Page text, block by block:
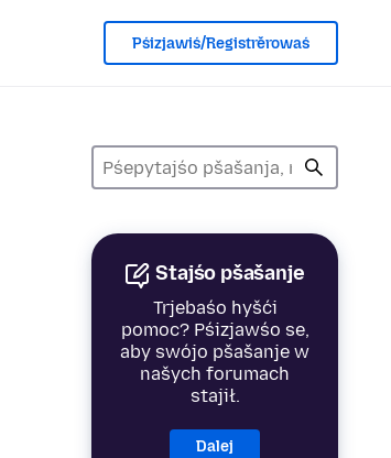
Pśizjawiś/Registrěrowaś
Stajśo pšašanje
Trjebaśo hyšći
pomoc? Pśizjawśo se,
aby swójo pšašanje w
našych forumach
stajił.
Dalej